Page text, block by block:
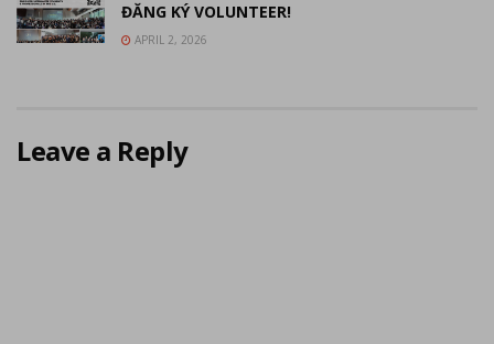
ĐĂNG KÝ VOLUNTEER!
APRIL 2, 2026
Leave a Reply